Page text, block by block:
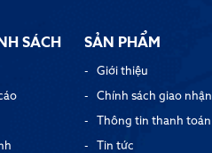
SÁCH SẢN PHẨM
Giới thiệu
Chính sách giao nhận
Thông tin thanh toán
Tin tức